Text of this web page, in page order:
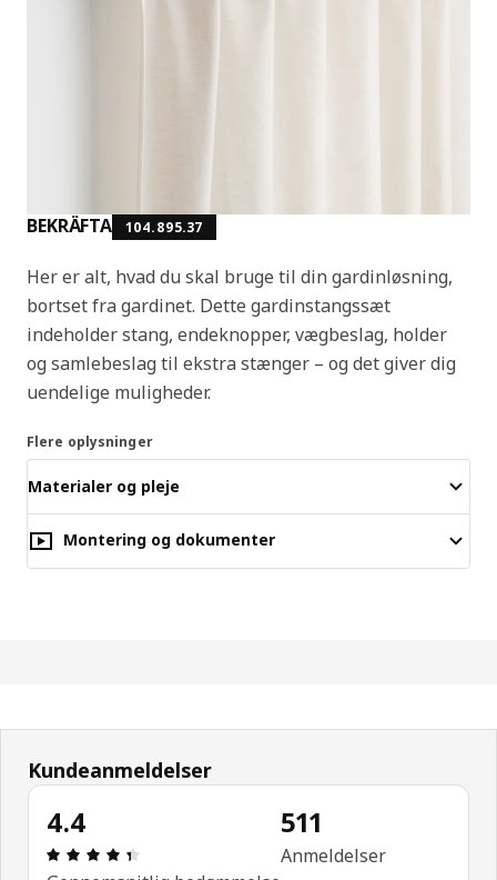
BEKRÄFTA 104.895.37
Her er alt, hvad du skal bruge til din gardinløsning,
bortset fra gardinet. Dette gardinstangssæt
indeholder stang, endeknopper, vægbeslag, holder
og samlebeslag til ekstra stænger – og det giver dig
uendelige muligheder.
Flere oplysninger
Materialer og pleje
Montering og dokumenter
Kundeanmeldelser
4.4
Anmeldelse: 4.4 Ud af 5 Stjerner. Anmeldelser i
511
Anmeldelser